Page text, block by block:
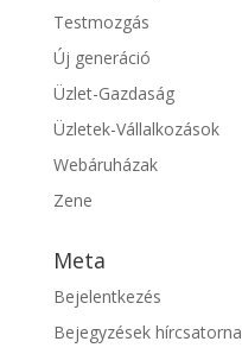
Testmozgás
Új generáció
Üzlet-Gazdaság
Üzletek-Vállalkozások
Webáruházak
Zene
Meta
Bejelentkezés
Bejegyzések hírcsatorna